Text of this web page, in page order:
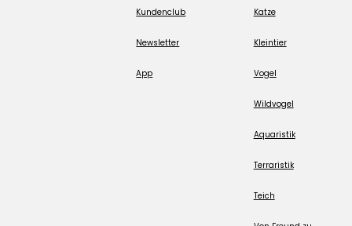
Kundenclub
Newsletter
App
Katze
Kleintier
Vogel
Wildvogel
Aquaristik
Terraristik
Teich